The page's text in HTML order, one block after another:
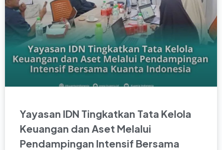
Yayasan IDN Tingkatkan Tata Kelola
Keuangan dan Aset Melalui
Pendampingan Intensif Bersama